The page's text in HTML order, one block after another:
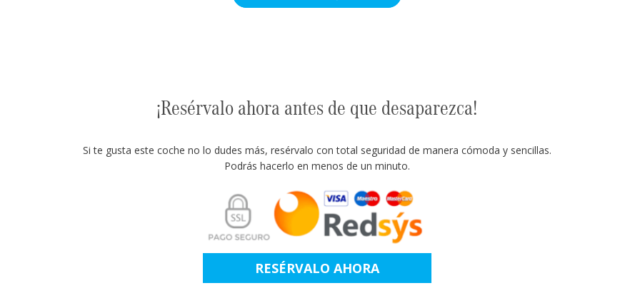
¡Resérvalo ahora antes de que desaparezca!
Si te gusta este coche no lo dudes más, resérvalo con total seguridad de manera cómoda y sencillas.
Podrás hacerlo en menos de un minuto.
RESÉRVALO AHORA